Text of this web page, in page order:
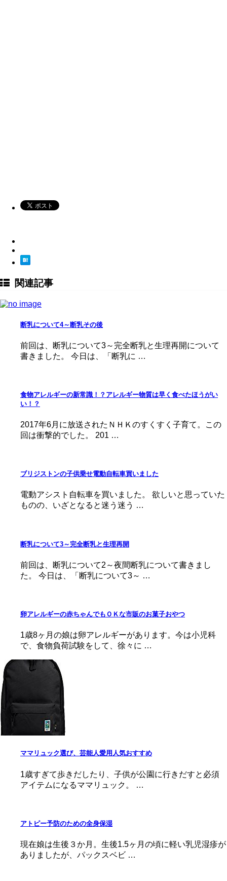
関連記事
断乳について4～断乳その後
前回は、断乳について3～完全断乳と生理再開について
書きました。 今日は、「断乳に …
食物アレルギーの新常識！？アレルギー物質は早く食べたほうがい
い！？
2017年6月に放送されたＮＨＫのすくすく子育て。この
回は衝撃的でした。 201 …
ブリジストンの子供乗せ電動自転車買いました
電動アシスト自転車を買いました。 欲しいと思っていた
ものの、いざとなると迷う迷う …
断乳について3～完全断乳と生理再開
前回は、断乳について2～夜間断乳について書きまし
た。 今日は、「断乳について3～ …
卵アレルギーの赤ちゃんでもＯＫな市販のお菓子おやつ
1歳8ヶ月の娘は卵アレルギーがあります。今は小児科
で、食物負荷試験をして、徐々に …
ママリュック選び、芸能人愛用人気おすすめ
1歳すぎて歩きだしたり、子供が公園に行きだすと必須
アイテムになるママリュック。 …
アトピー予防のための全身保湿
現在娘は生後３か月。生後1.5ヶ月の頃に軽い乳児湿疹が
ありましたが、パックスベビ …